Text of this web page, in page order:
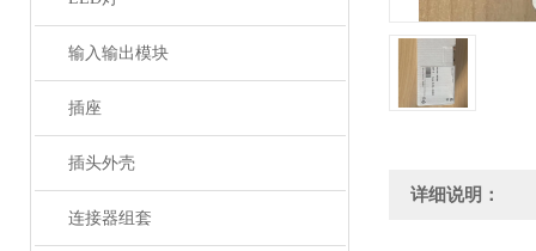
输入输出模块
插座
插头外壳
连接器组套
详细说明：